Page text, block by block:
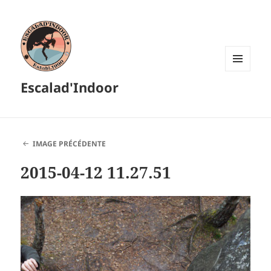
Escalad'Indoor
IMAGE PRÉCÉDENTE
2015-04-12 11.27.51